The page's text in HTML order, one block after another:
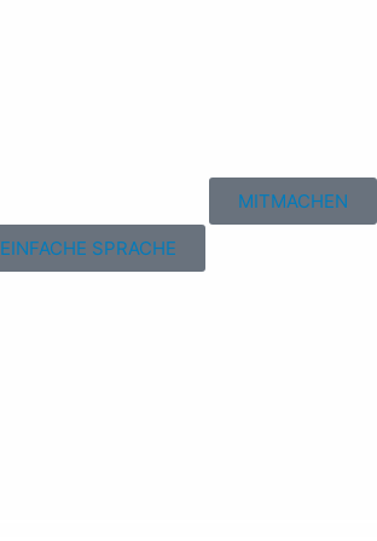
MITMACHEN
EINFACHE SPRACHE